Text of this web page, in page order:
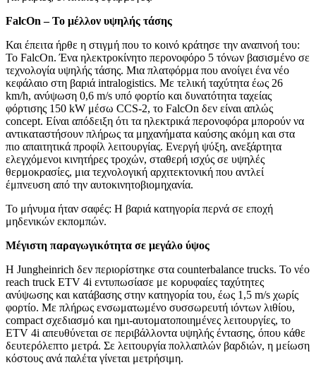
FalcOn – Το μέλλον υψηλής τάσης
Και έπειτα ήρθε η στιγμή που το κοινό κράτησε την αναπνοή του:
Το FalcOn. Ένα ηλεκτροκίνητο περονοφόρο 5 τόνων βασισμένο σε
τεχνολογία υψηλής τάσης. Μια πλατφόρμα που ανοίγει ένα νέο
κεφάλαιο στη βαριά intralogistics. Με τελική ταχύτητα έως 26
km/h, ανύψωση 0,6 m/s υπό φορτίο και δυνατότητα ταχείας
φόρτισης 150 kW μέσω CCS-2, το FalcOn δεν είναι απλώς
concept. Είναι απόδειξη ότι τα ηλεκτρικά περονοφόρα μπορούν να
αντικαταστήσουν πλήρως τα μηχανήματα καύσης ακόμη και στα
πιο απαιτητικά προφίλ λειτουργίας. Ενεργή ψύξη, ανεξάρτητα
ελεγχόμενοι κινητήρες τροχών, σταθερή ισχύς σε υψηλές
θερμοκρασίες, μια τεχνολογική αρχιτεκτονική που αντλεί
έμπνευση από την αυτοκινητοβιομηχανία.
Το μήνυμα ήταν σαφές: Η βαριά κατηγορία περνά σε εποχή
μηδενικών εκπομπών.
Μέγιστη παραγωγικότητα σε μεγάλο ύψος
Η Jungheinrich δεν περιορίστηκε στα counterbalance trucks. Το νέο
reach truck ETV 4i εντυπωσίασε με κορυφαίες ταχύτητες
ανύψωσης και κατάβασης στην κατηγορία του, έως 1,5 m/s χωρίς
φορτίο. Με πλήρως ενσωματωμένο συσσωρευτή ιόντων λιθίου,
compact σχεδιασμό και ημι-αυτοματοποιημένες λειτουργίες, το
ETV 4i απευθύνεται σε περιβάλλοντα υψηλής έντασης, όπου κάθε
δευτερόλεπτο μετρά. Σε λειτουργία πολλαπλών βαρδιών, η μείωση
κόστους ανά παλέτα γίνεται μετρήσιμη.